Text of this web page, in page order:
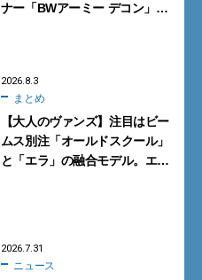
ナー「BWアーミー デコン」
2026.8.3
まとめ
【大人のヴァンズ】注目はビー
ムス別注「オールドスクール」
と「エラ」の融合モデル。エ
2026.7.31
ニュース